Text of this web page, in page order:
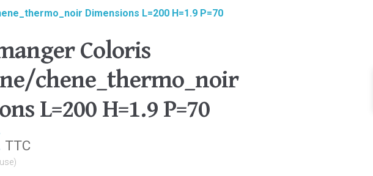
Dimensions L=200 H=1.9 P=70
Coloris
chene_thermo_noir
L=200 H=1.9 P=70
TTC